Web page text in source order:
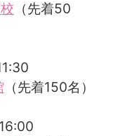
（先着50
（先着150名）